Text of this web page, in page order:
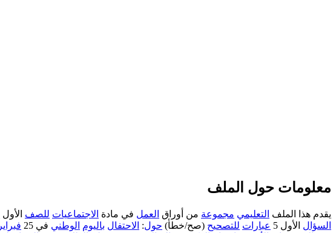
معلومات حول الملف
يقدم هذا الملف التعليمي مجموعة من أوراق العمل في مادة الاجتماعيات للصف الأول
السؤال الأول 5 عبارات للتصحيح (صح/خطأ) حول: الاحتفال باليوم الوطني في 25 فبراير